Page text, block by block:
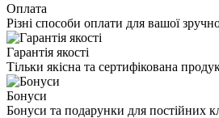
Оплата
Різні способи оплати для вашої
Гарантія якості
Тільки якісна та сертифікована
Бонуси
Бонуси та подарунки для постійних